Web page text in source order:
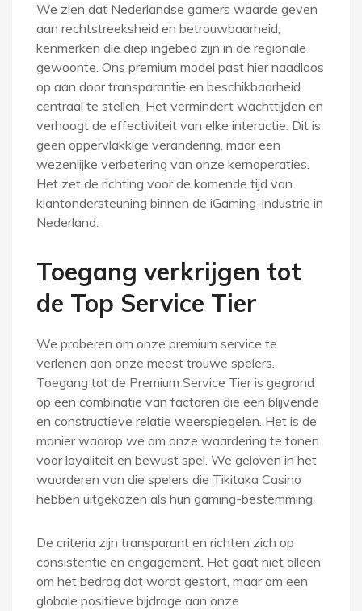
We zien dat Nederlandse gamers waarde geven
aan rechtstreeksheid en betrouwbaarheid,
kenmerken die diep ingebed zijn in de regionale
gewoonte. Ons premium model past hier naadloos
op aan door transparantie en beschikbaarheid
centraal te stellen. Het vermindert wachttijden en
verhoogt de effectiviteit van elke interactie. Dit is
geen oppervlakkige verandering, maar een
wezenlijke verbetering van onze kernoperaties.
Het zet de richting voor de komende tijd van
klantondersteuning binnen de iGaming-industrie in
Nederland.
Toegang verkrijgen tot
de Top Service Tier
We proberen om onze premium service te
verlenen aan onze meest trouwe spelers.
Toegang tot de Premium Service Tier is gegrond
op een combinatie van factoren die een blijvende
en constructieve relatie weerspiegelen. Het is de
manier waarop we om onze waardering te tonen
voor loyaliteit en bewust spel. We geloven in het
waarderen van die spelers die Tikitaka Casino
hebben uitgekozen als hun gaming-bestemming.
De criteria zijn transparant en richten zich op
consistentie en engagement. Het gaat niet alleen
om het bedrag dat wordt gestort, maar om een
globale positieve bijdrage aan onze